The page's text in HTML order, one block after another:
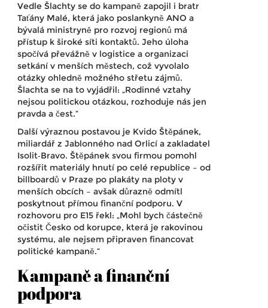
Vedle Šlachty se do kampaně zapojil i bratr
Taťány Malé, která jako poslankyně ANO a
bývalá ministryně pro rozvoj regionů má
přístup k široké síti kontaktů. Jeho úloha
spočívá převážně v logistice a organizaci
setkání v menších městech, což vyvolalo
otázky ohledně možného střetu zájmů.
Šlachta se na to vyjádřil: „Rodinné vztahy
nejsou politickou otázkou, rozhoduje nás jen
pravda a čest.“
Další výraznou postavou je Kvido Štěpánek,
miliardář z Jablonného nad Orlicí a zakladatel
Isolit‑Bravo. Štěpánek svou firmou pomohl
rozšířit materiály hnutí po celé republice – od
billboardů v Praze po plakáty na ploty v
menších obcích – avšak důrazně odmítl
poskytnout přímou finanční podporu. V
rozhovoru pro E15 řekl: „Mohl bych částečně
očistit Česko od korupce, která je rakovinou
systému, ale nejsem připraven financovat
politické kampaně.“
Kampaně a finanční
podpora